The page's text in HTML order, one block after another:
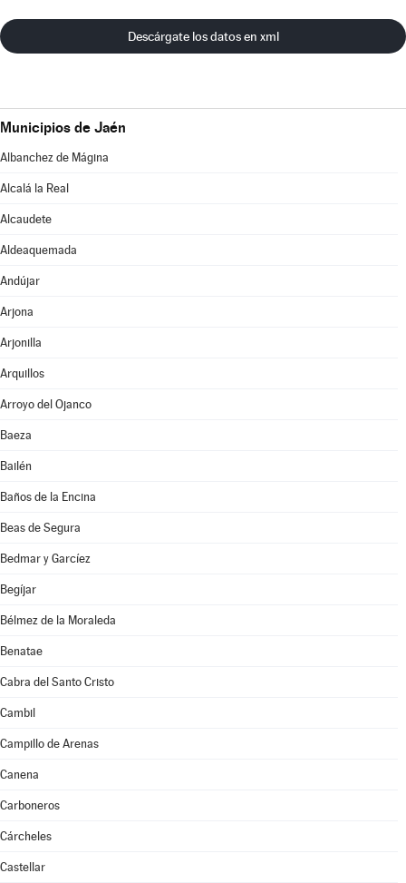
Descárgate los datos en xml
Municipios de Jaén
Albanchez de Mágina
Alcalá la Real
Alcaudete
Aldeaquemada
Andújar
Arjona
Arjonilla
Arquillos
Arroyo del Ojanco
Baeza
Bailén
Baños de la Encina
Beas de Segura
Bedmar y Garcíez
Begíjar
Bélmez de la Moraleda
Benatae
Cabra del Santo Cristo
Cambil
Campillo de Arenas
Canena
Carboneros
Cárcheles
Castellar